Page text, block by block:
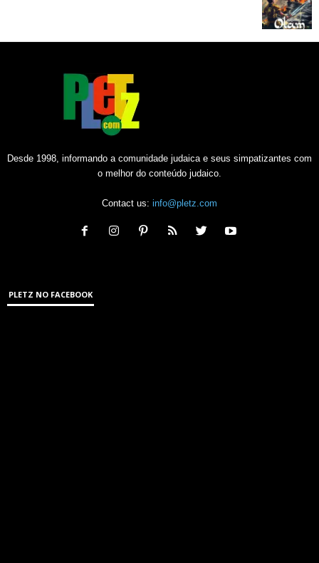
Desde 1998, informando a comunidade judaica e seus simpatizantes com
o melhor do conteúdo judaico.
Contact us: info@pletz.com
PLETZ NO FACEBOOK